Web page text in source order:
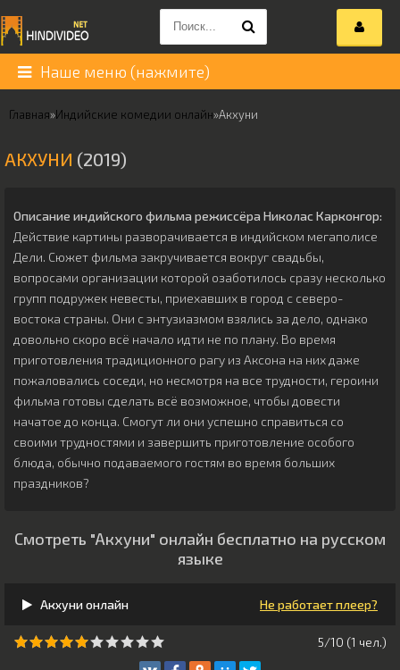
Наше меню (нажмите)
Главная»Индийские комедии онлайн»Акхуни
АКХУНИ (2019)
Описание индийского фильма режиссёра Николас Карконгор:
Действие картины разворачивается в индийском мегаполисе
Дели. Сюжет фильма закручивается вокруг свадьбы,
вопросами организации которой озаботилось сразу несколько
групп подружек невесты, приехавших в город с северо-
востока страны. Они с энтузиазмом взялись за дело, однако
довольно скоро всё начало идти не по плану. Во время
приготовления традиционного рагу из Аксона на них даже
пожаловались соседи, но несмотря на все трудности, героини
фильма готовы сделать всё возможное, чтобы довести
начатое до конца. Смогут ли они успешно справиться со
своими трудностями и завершить приготовление особого
блюда, обычно подаваемого гостям во время больших
праздников?
Смотреть "Акхуни" онлайн бесплатно на русском
языке
Акхуни онлайн Не работает плеер?
5/10 (1 чeл.)